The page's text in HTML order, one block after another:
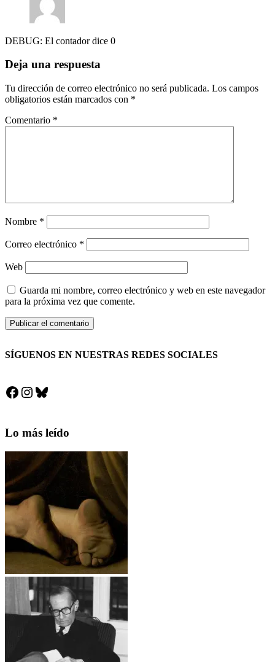
DEBUG: El contador dice 0
Deja una respuesta
Tu dirección de correo electrónico no será publicada. Los campos
obligatorios están marcados con *
Comentario *
Nombre *
Correo electrónico *
Web
Guarda mi nombre, correo electrónico y web en este navegador
para la próxima vez que comente.
SÍGUENOS EN NUESTRAS REDES SOCIALES
Facebook
Instagram
Bluesky
Lo más leído